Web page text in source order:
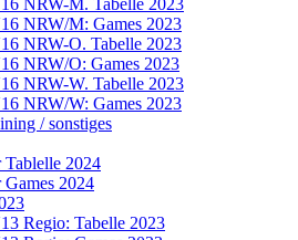
NRW-M. Tabelle 2023
NRW/M: Games 2023
NRW-O. Tabelle 2023
NRW/O: Games 2023
NRW-W. Tabelle 2023
NRW/W: Games 2023
/ sonstiges
Tablelle 2024
2024
Regio: Tabelle 2023